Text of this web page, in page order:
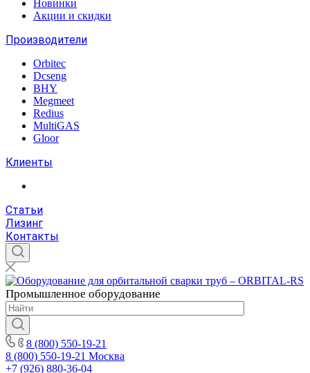
Новинки
Акции и скидки
Производители
Orbitec
Dcseng
BHY
Megmeet
Redius
MultiGAS
Gloor
Клиенты
Статьи
Лизинг
Контакты
Промышленное оборудование
8 (800) 550-19-21
8 (800) 550-19-21 Москва
+7 (926) 880-36-04